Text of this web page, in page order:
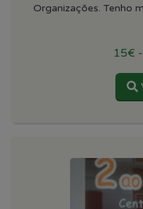
Organizações. Tenho
15€